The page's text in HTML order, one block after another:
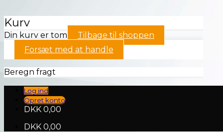
Kurv
Din kurv er tom
Tilbage til shoppen
Forsæt med at handle
Beregn fragt
Fortsæt
indhold
Log ind
Opret konto
DKK 0,00
DKK 0,00